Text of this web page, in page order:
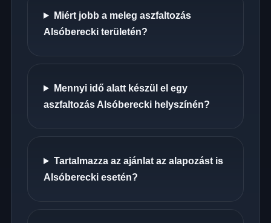
Miért jobb a meleg aszfaltozás
Alsóberecki területén?
Mennyi idő alatt készül el egy
aszfaltozás Alsóberecki helyszínén?
Tartalmazza az ajánlat az alapozást is
Alsóberecki esetén?